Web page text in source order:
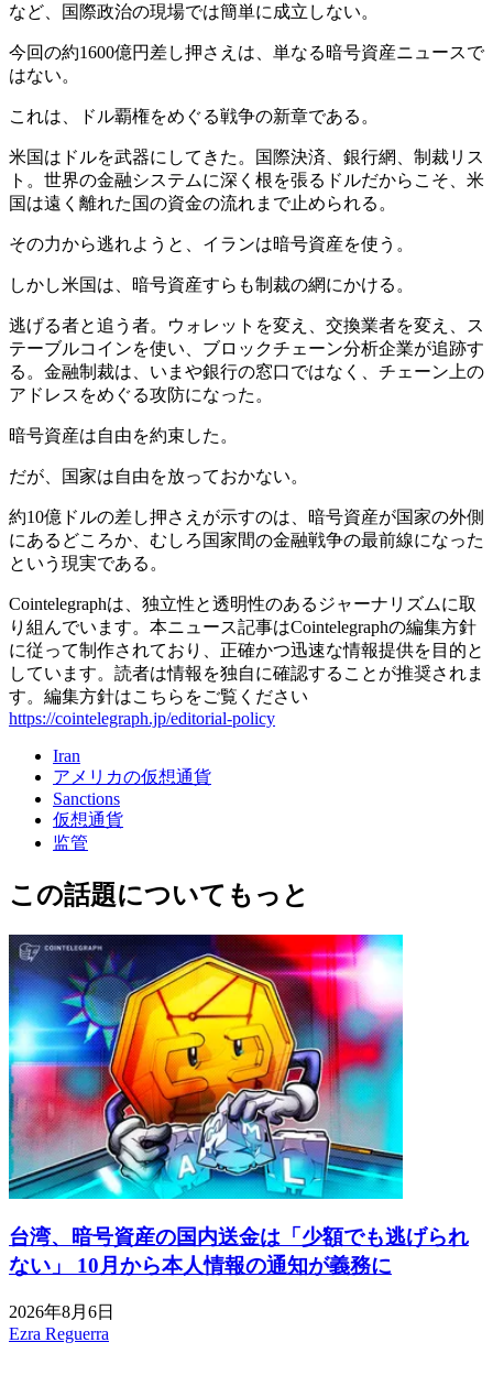
など、国際政治の現場では簡単に成立しない。
今回の約1600億円差し押さえは、単なる暗号資産ニュースで
はない。
これは、ドル覇権をめぐる戦争の新章である。
米国はドルを武器にしてきた。国際決済、銀行網、制裁リス
ト。世界の金融システムに深く根を張るドルだからこそ、米
国は遠く離れた国の資金の流れまで止められる。
その力から逃れようと、イランは暗号資産を使う。
しかし米国は、暗号資産すらも制裁の網にかける。
逃げる者と追う者。ウォレットを変え、交換業者を変え、ス
テーブルコインを使い、ブロックチェーン分析企業が追跡す
る。金融制裁は、いまや銀行の窓口ではなく、チェーン上の
アドレスをめぐる攻防になった。
暗号資産は自由を約束した。
だが、国家は自由を放っておかない。
約10億ドルの差し押さえが示すのは、暗号資産が国家の外側
にあるどころか、むしろ国家間の金融戦争の最前線になった
という現実である。
Cointelegraphは、独立性と透明性のあるジャーナリズムに取
り組んでいます。本ニュース記事はCointelegraphの編集方針
に従って制作されており、正確かつ迅速な情報提供を目的と
しています。読者は情報を独自に確認することが推奨されま
す。編集方針はこちらをご覧ください
https://cointelegraph.jp/editorial-policy
Iran
アメリカの仮想通貨
Sanctions
仮想通貨
监管
この話題についてもっと
台湾、暗号資産の国内送金は「少額でも逃げられ
ない」 10月から本人情報の通知が義務に
2026年8月6日
Ezra Reguerra